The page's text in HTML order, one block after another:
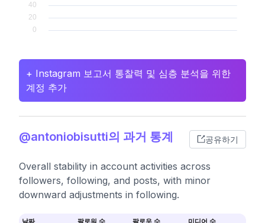
+ Instagram 보고서 통찰력 및 심층 분석을 위한
계정 추가
@antoniobisutti의 과거 통계 공유하기
Overall stability in account activities across
followers, following, and posts, with minor
downward adjustments in following.
날짜 팔로워 수 팔로우 수 미디어 수